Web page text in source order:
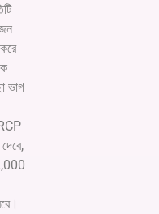
ভাগ